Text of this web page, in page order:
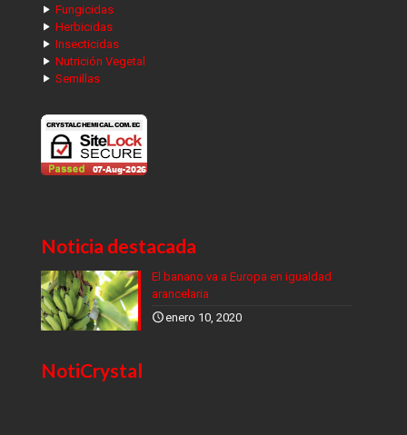
Fungicidas
Herbicidas
Insecticidas
Nutrición Vegetal
Semillas
Noticia destacada
El banano va a Europa en igualdad
arancelaria
enero 10, 2020
NotiCrystal